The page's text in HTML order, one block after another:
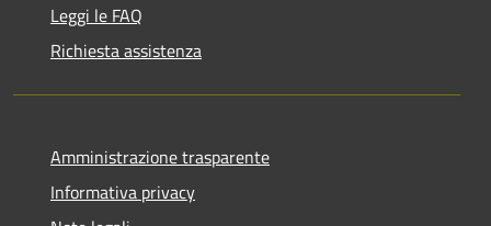
Leggi le FAQ
Richiesta assistenza
Amministrazione trasparente
Informativa privacy